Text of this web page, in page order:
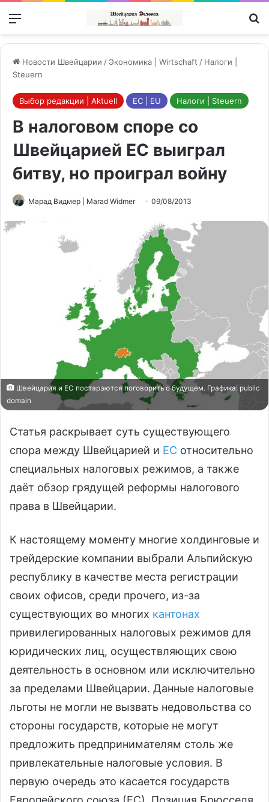
Меню
Новости Швейцарии / Экономика | Wirtschaft / Налоги |
Steuern
Выбор редакции | Aktuell ЕС | EU Налоги | Steuern
В налоговом споре со
Швейцарией ЕС выиграл
битву, но проиграл войну
Марад Видмер | Marad Widmer 09/08/2013
Швейцария и ЕС постараются поговорить о будущем. Графика: public
domain
Статья раскрывает суть существующего
спора между Швейцарией и ЕС относительно
специальных налоговых режимов, а также
даёт обзор грядущей реформы налогового
права в Швейцарии.
К настоящему моменту многие холдинговые и
трейдерские компании выбрали Альпийскую
республику в качестве места регистрации
своих офисов, среди прочего, из-за
существующих во многих кантонах
привилегированных налоговых режимов для
юридических лиц, осуществляющих свою
деятельность в основном или исключительно
за пределами Швейцарии. Данные налоговые
льготы не могли не вызвать недовольства со
стороны государств, которые не могут
предложить предпринимателям столь же
привлекательные налоговые условия. В
первую очередь это касается государств